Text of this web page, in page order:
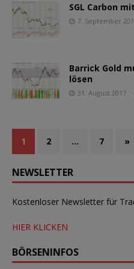
SGL Carbon
7. September
Barrick Gold
lösen
31. August 2017
1 2 … 7 »
NEWSLETTER
Kostenloser Newsletter für
HIER KLICKEN
BÖRSENINFOS